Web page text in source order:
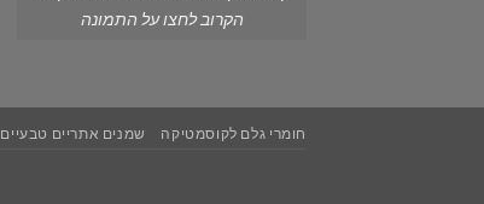
הקרוב לחצו על התמונה
חומרי גלם לקוסמטיקה שמנים אתריים טבעיים